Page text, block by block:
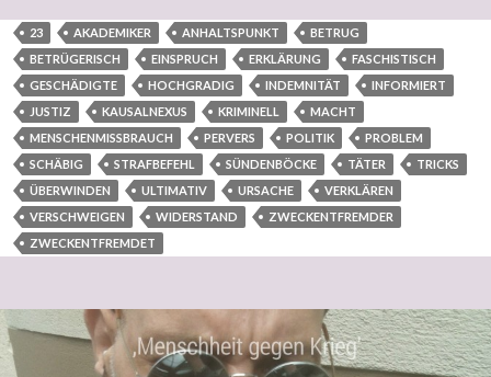
23 AKADEMIKER ANHALTSPUNKT
BETRUG
BETRÜGERISCH
EINSPRUCH ERKLÄRUNG
FASCHISTISCH
GESCHÄDIGTE
HOCHGRADIG INDEMNITÄT
INFORMIERT
JUSTIZ
KAUSALNEXUS KRIMINELL
MACHT
MENSCHENMISSBRAUCH
PERVERS POLITIK
PROBLEM
SCHÄBIG
STRAFBEFEHL SÜNDENBÖCKE TÄTER
TRICKS
ÜBERWINDEN
ULTIMATIV URSACHE
VERKLÄREN
VERSCHWEIGEN
WIDERSTAND
ZWECKENTFREMDER
ZWECKENTFREMDET